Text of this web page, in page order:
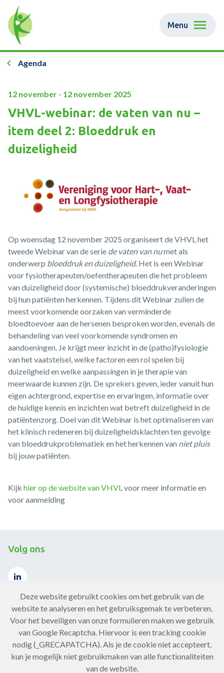
Menu
Agenda
12 november - 12 november 2025
VHVL-webinar: de vaten van nu –
item deel 2: Bloeddruk en
duizeligheid
Op woensdag 12 november 2025 organiseert de VHVL het
tweede Webinar van de serie de vaten van numet als
onderwerp bloeddruk en duizeligheid. Het is een Webinar
voor fysiotherapeuten/oefentherapeuten die het probleem
van duizeligheid door (systemische) bloeddrukveranderingen
bij hun patiënten herkennen. Tijdens dit Webinar zullen de
meest voorkomende oorzaken van verminderde
bloedtoevoer aan de hersenen besproken worden, evenals de
behandeling van veel voorkomende syndromen en
aandoeningen. Je krijgt meer inzicht in de (patho)fysiologie
van het vaatstelsel, welke factoren een rol spelen bij
duizeligheid en welke aanpassingen in je therapie van
meerwaarde kunnen zijn. De sprekers geven, ieder vanuit hun
eigen achtergrond, expertise en ervaringen, informatie over
de huidige kennis en inzichten wat betreft duizeligheid in de
patiëntenzorg. Doel van dit Webinar is het optimaliseren van
het klinisch redeneren bij duizeligheidsklachten ten gevolge
van bloeddrukproblematiek en het herkennen van niet pluis
bij jouw patiënten.
Kijk hier op de website van VHVLvoor meer informatie en
voor aanmelding
Volg ons
Contact
Neem contact op
Deze website gebruikt cookies om het gebruik van de
website te analyseren en het gebruiksgemak te verbeteren.
Voor het beveiligen van onze formulieren maken we gebruik
van Google Recaptcha. Hiervoor is een tracking cookie
nodig (_GRECAPATCHA). Als je de cookie niet accepteert,
kun je mogelijk niet gebruikmaken van alle functionaliteiten
van de website.